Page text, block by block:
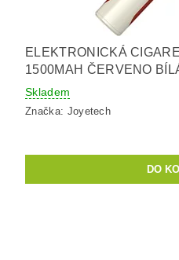
ELEKTRONICKÁ
1500MAH ČERVENO
Skladem
Značka: Joyetech